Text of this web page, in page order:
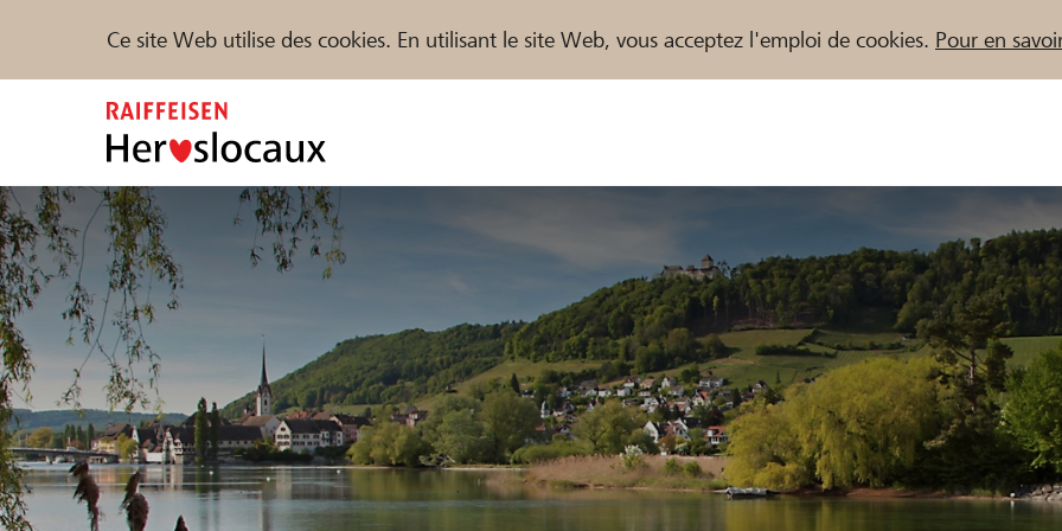
Ce site Web utilise des cookies. En utilisant le site Web, vous acceptez l'emploi de cookies. Pour en
Parrainer Soutien & assistance
Trouvez des projets et des organisations
DE FR IT